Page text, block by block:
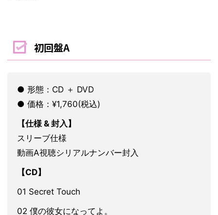
初回盤A
● 形態：CD ＋ DVD
● 価格：¥1,760(税込)
【仕様 & 封入】
スリーブ仕様
動画A視聴シリアルナンバー封入
【CD】
01 Secret Touch
02 僕の彼女になってよ。